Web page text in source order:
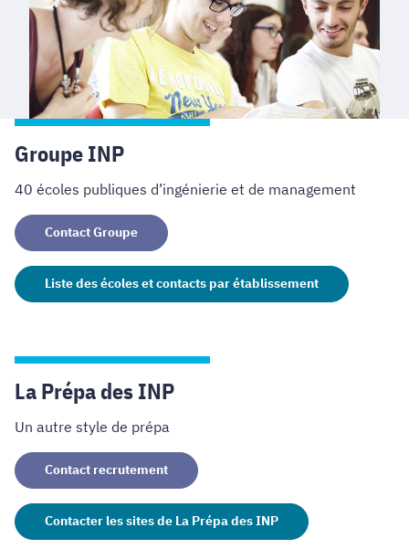
Groupe INP
40 écoles publiques d’ingénierie et de management
Contact Groupe
Liste des écoles et contacts par établissement
La Prépa des INP
Un autre style de prépa
Contact recrutement
Contacter les sites de La Prépa des INP